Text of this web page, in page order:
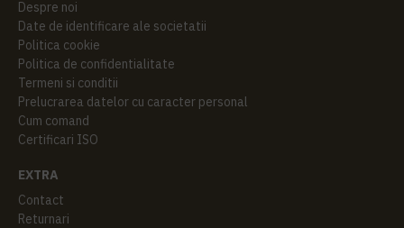
Despre noi
Date de identificare ale societatii
Politica cookie
Politica de confidentialitate
Termeni si conditii
Prelucrarea datelor cu caracter personal
Cum comand
Certificari ISO
EXTRA
Contact
Returnari